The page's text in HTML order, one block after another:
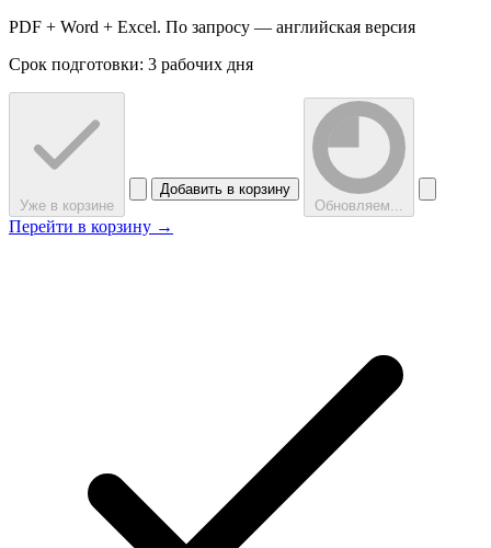
PDF + Word + Excel. По запросу — английская версия
Срок подготовки: 3 рабочих дня
Уже в корзине
Добавить в корзину
Обновляем...
Перейти в корзину →